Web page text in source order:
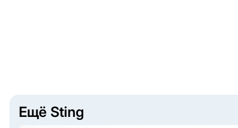
Ещё Sting